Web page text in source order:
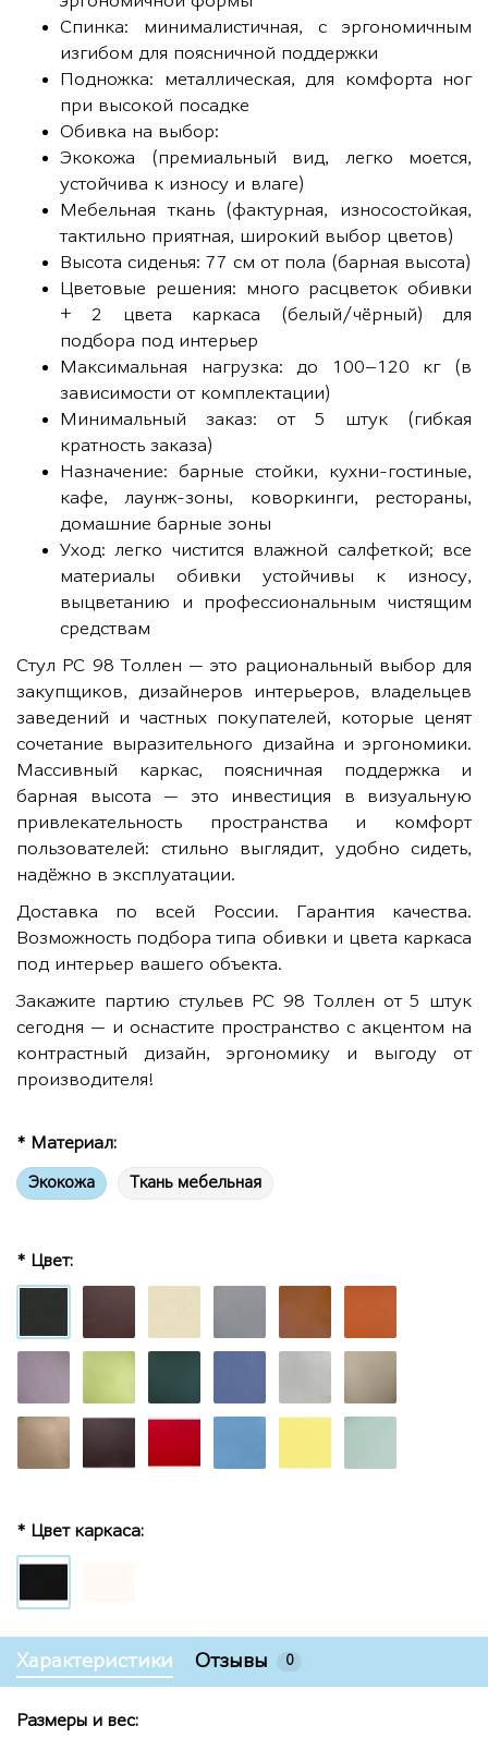
Спинка: минималистичная, с эргономичным
изгибом для поясничной поддержки
Подножка: металлическая, для комфорта ног
при высокой посадке
Обивка на выбор:
Экокожа (премиальный вид, легко моется,
устойчива к износу и влаге)
Мебельная ткань (фактурная, износостойкая,
тактильно приятная, широкий выбор цветов)
Высота сиденья: 77 см от пола (барная высота)
Цветовые решения: много расцветок обивки
+ 2 цвета каркаса (белый/чёрный) для
подбора под интерьер
Максимальная нагрузка: до 100–120 кг (в
зависимости от комплектации)
Минимальный заказ: от 5 штук (гибкая
кратность заказа)
Назначение: барные стойки, кухни-гостиные,
кафе, лаунж-зоны, коворкинги, рестораны,
домашние барные зоны
Уход: легко чистится влажной салфеткой; все
материалы обивки устойчивы к износу,
выцветанию и профессиональным чистящим
средствам
Стул РС 98 Толлен — это рациональный выбор для
закупщиков, дизайнеров интерьеров, владельцев
заведений и частных покупателей, которые ценят
сочетание выразительного дизайна и эргономики.
Массивный каркас, поясничная поддержка и
барная высота — это инвестиция в визуальную
привлекательность пространства и комфорт
пользователей: стильно выглядит, удобно сидеть,
надёжно в эксплуатации.
Доставка по всей России. Гарантия качества.
Возможность подбора типа обивки и цвета каркаса
под интерьер вашего объекта.
Закажите партию стульев РС 98 Толлен от 5 штук
сегодня — и оснастите пространство с акцентом на
контрастный дизайн, эргономику и выгоду от
производителя!
* Материал:
Экокожа Ткань мебельная
* Цвет:
* Цвет каркаса:
Характеристики Отзывы 0
Размеры и вес: